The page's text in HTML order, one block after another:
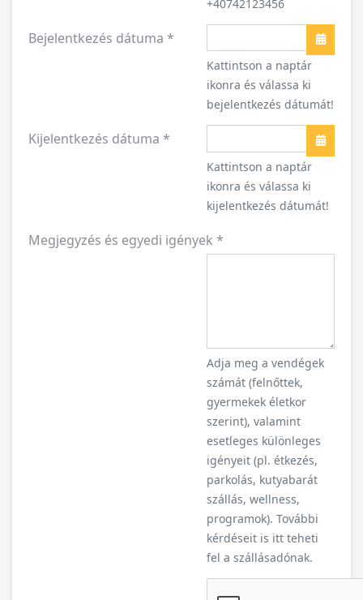
+40742123456
Bejelentkezés dátuma *
Naptár
Kattintson a naptár
ikonra és válassa ki
bejelentkezés dátumát!
Kijelentkezés dátuma *
Naptár
Kattintson a naptár
ikonra és válassa ki
kijelentkezés dátumát!
Megjegyzés és egyedi igények *
Adja meg a vendégek
számát (felnőttek,
gyermekek életkor
szerint), valamint
esetleges különleges
igényeit (pl. étkezés,
parkolás, kutyabarát
szállás, wellness,
programok). További
kérdéseit is itt teheti
fel a szállásadónak.